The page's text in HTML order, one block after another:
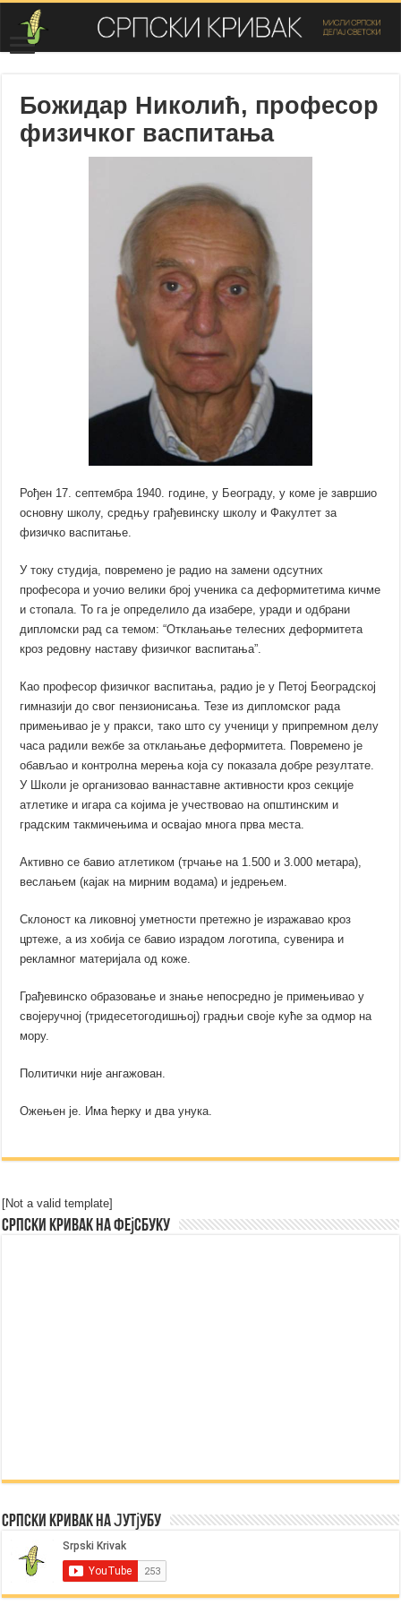
Божидар Николић, професор
физичког васпитања
Рођен 17. септембра 1940. године, у Београду, у коме је завршио
основну школу, средњу грађевинску школу и Факултет за
физичко васпитање.
У току студија, повремено је радио на замени одсутних
професора и уочио велики број ученика са деформитетима кичме
и стопала. То га је определило да изабере, уради и одбрани
дипломски рад са темом: “Отклањање телесних деформитета
кроз редовну наставу физичког васпитања”.
Као професор физичког васпитања, радио је у Петој Београдској
гимназији до свог пензионисања. Тезе из дипломског рада
примењивао је у пракси, тако што су ученици у припремном делу
часа радили вежбе за отклањање деформитета. Повремено је
обављао и контролна мерења која су показала добре резултате.
У Школи је организовао ваннаставне активности кроз секције
атлетике и игара са којима је учествовао на општинским и
градским такмичењима и освајао многа прва места.
Активно се бавио атлетиком (трчање на 1.500 и 3.000 метара),
веслањем (кајак на мирним водама) и једрењем.
Склоност ка ликовној уметности претежно је изражавао кроз
цртеже, а из хобија се бавио израдом логотипа, сувенира и
рекламног материјала од коже.
Грађевинско образовање и знање непосредно је примењивао у
својеручној (тридесетогодишњој) градњи своје куће за одмор на
мору.
Политички није ангажован.
Ожењен је. Има ћерку и два унука.
[Not a valid template]
Српски Кривак на Фејсбуку
Српски Кривак на Јутјубу